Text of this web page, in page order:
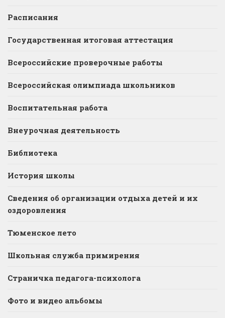
Расписания
Государственная итоговая аттестация
Всероссийские проверочные работы
Всероссийская олимпиада школьников
Воспитательная работа
Внеурочная деятельность
Библиотека
История школы
Сведения об организации отдыха детей и их
оздоровления
Тюменское лето
Школьная служба примирения
Страничка педагога-психолога
Фото и видео альбомы